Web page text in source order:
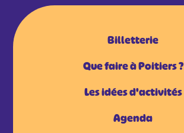
Billetterie
Que faire à Poitiers ?
Les idées d'activités
Agenda